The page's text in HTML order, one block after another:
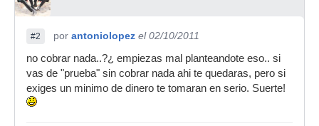
#2 por antoniolopez el 02/10/2011
no cobrar nada..?¿ empiezas mal planteandote eso.. si
vas de "prueba" sin cobrar nada ahi te quedaras, pero si
exiges un minimo de dinero te tomaran en serio. Suerte!